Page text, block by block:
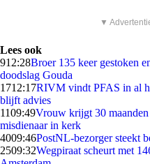
▼
Lees ook
912:28Broer 135 keer gestoken
doodslag Gouda
1712:17RIVM vindt PFAS in al
blijft advies
1109:49Vrouw krijgt 30
misdienaar in kerk
4009:46PostNL-bezorger steekt
2509:32Wegpiraat scheurt met